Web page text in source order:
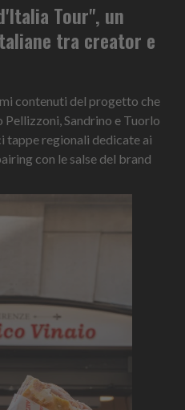
Tour", un
tra creator e
contenuti del progetto che
Sandrino e Tuorlo
tappe regionali dedicate ai
con le salse del brand